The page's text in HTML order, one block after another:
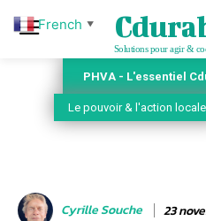
Solutions pour agir &
PHVA - L'essentiel
Le pouvoir & l'action locale
Cyrille Souche 23
French ▼